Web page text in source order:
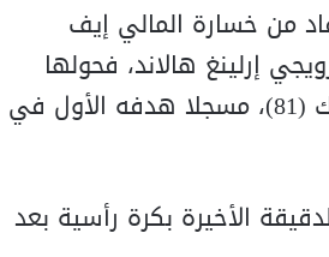
من خسارة المالي إيف
إرلينغ هالاند، فحولها
الأخير عرضية باتجاه جاك غريليش الذي أودعها الشباك (81)، مسجلا هدفه الأول في
الأخيرة بكرة رأسية بعد